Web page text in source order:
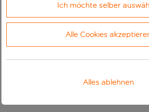
Ich möchte selber
Alle Cookies
Alles ablehnen